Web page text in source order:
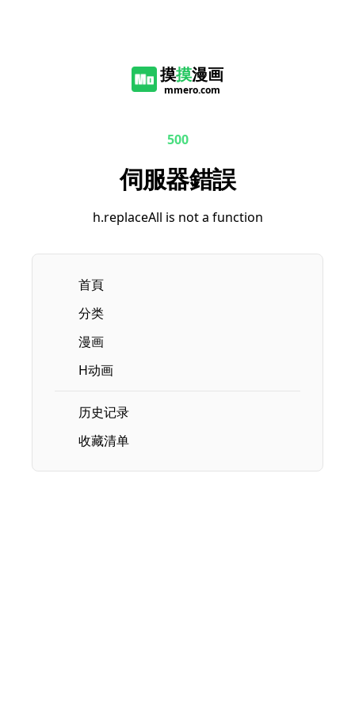
摸摸漫画
mmero.com
500
伺服器錯誤
h.replaceAll is not a function
首頁
分类
漫画
H动画
历史记录
收藏清单